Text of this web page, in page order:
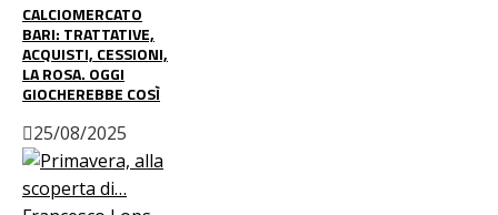
CALCIOMERCATO
BARI: TRATTATIVE,
ACQUISTI, CESSIONI,
LA ROSA. OGGI
GIOCHEREBBE COSÌ
25/08/2025